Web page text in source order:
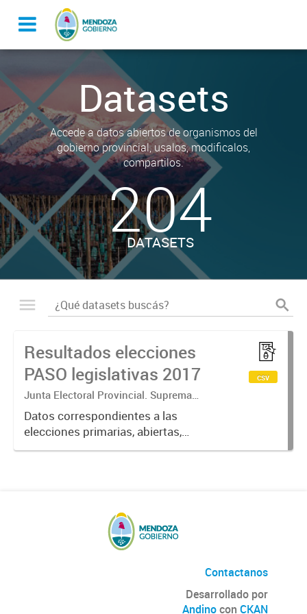
Datasets
Accede a datos abiertos de organismos del
gobierno provincial, usalos, modificalos,
compartilos.
204
DATASETS
Resultados elecciones
PASO legislativas 2017
Junta Electoral Provincial. Suprema
Corte de Justicia. Poder Judicial
Mendoza.
Datos correspondientes a las
elecciones primarias, abiertas,
simultáneas y obligatorias de
csv
Contactanos
Desarrollado por
Andinocon CKAN